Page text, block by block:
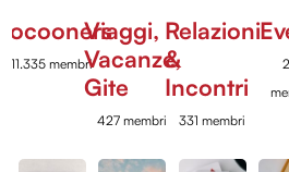
Cocooners
11.335 membri
Viaggi,
Vacanze,
Gite
427 membri
Relazioni
&
Incontri
331 membri